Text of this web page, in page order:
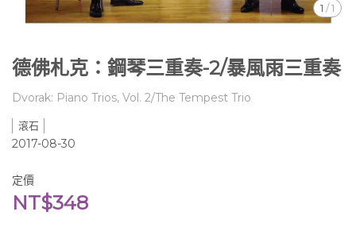
1 /1
德佛札克：鋼琴三重奏-2/暴風雨三重奏
Dvorak: Piano Trios, Vol. 2/The Tempest Trio
滾石
2017-08-30
定價
NT$348